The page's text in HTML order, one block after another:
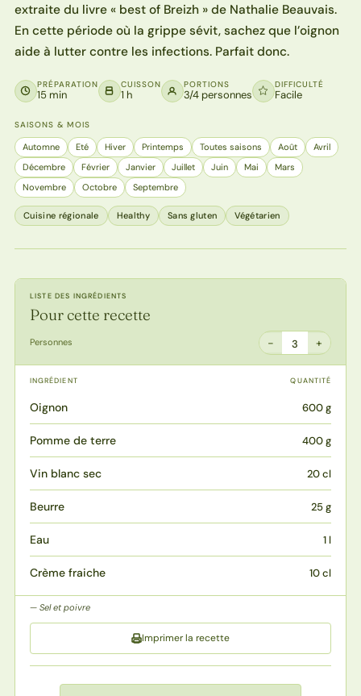
extraite du livre « best of Breizh » de Nathalie Beauvais.
En cette période où la grippe sévit, sachez que l’oignon
aide à lutter contre les infections. Parfait donc.
PRÉPARATION
15 min
CUISSON
1 h
PORTIONS
3/4 personnes
DIFFICULTÉ
Facile
SAISONS & MOIS
Automne Eté Hiver Printemps Toutes saisons Août
Avril
Décembre
Février Janvier Juillet Juin Mai
Mars
Novembre
Octobre Septembre
Cuisine régionale Healthy Sans gluten Végétarien
LISTE DES INGRÉDIENTS
Pour cette recette
Personnes − 3 +
INGRÉDIENT QUANTITÉ
Oignon 600 g
Pomme de terre 400 g
Vin blanc sec 20 cl
Beurre 25 g
Eau 1 l
Crème fraiche 10 cl
Sel et poivre
Imprimer la recette